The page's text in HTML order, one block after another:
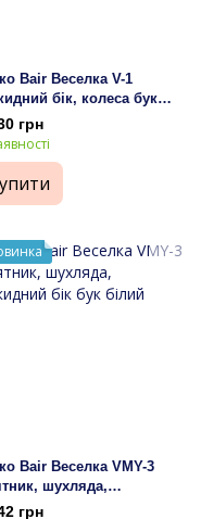
Bair Веселка V-1
бік, колеса бук
грн
Bair Веселка VMY-3
шухляда,
бік бук білий
грн